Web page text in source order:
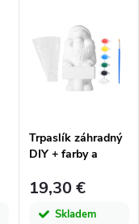
Trpaslík záhradný
DIY + farby a
sada|Esschert
19,30 €
Skladem